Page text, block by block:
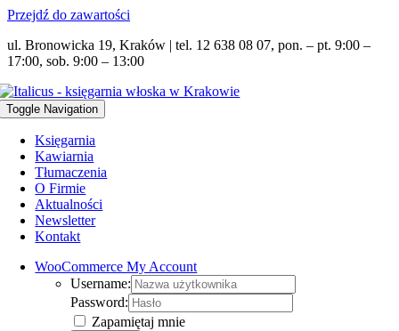
Przejdź do zawartości
ul. Bronowicka 19, Kraków | tel. 12 638 08 07, pon. – pt. 9:00 –
17:00, sob. 9:00 – 13:00
Toggle Navigation
Księgarnia
Kawiarnia
Tłumaczenia
O Firmie
Aktualności
Newsletter
Kontakt
WooCommerce My Account
Username:
Password:
Zapamiętaj mnie